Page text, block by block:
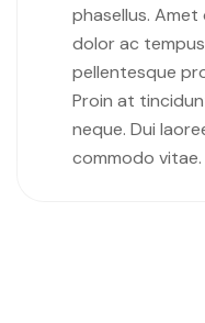
phasellus.
dolor ac
pellentesque
Proin at
neque. Dui
commodo vitae.